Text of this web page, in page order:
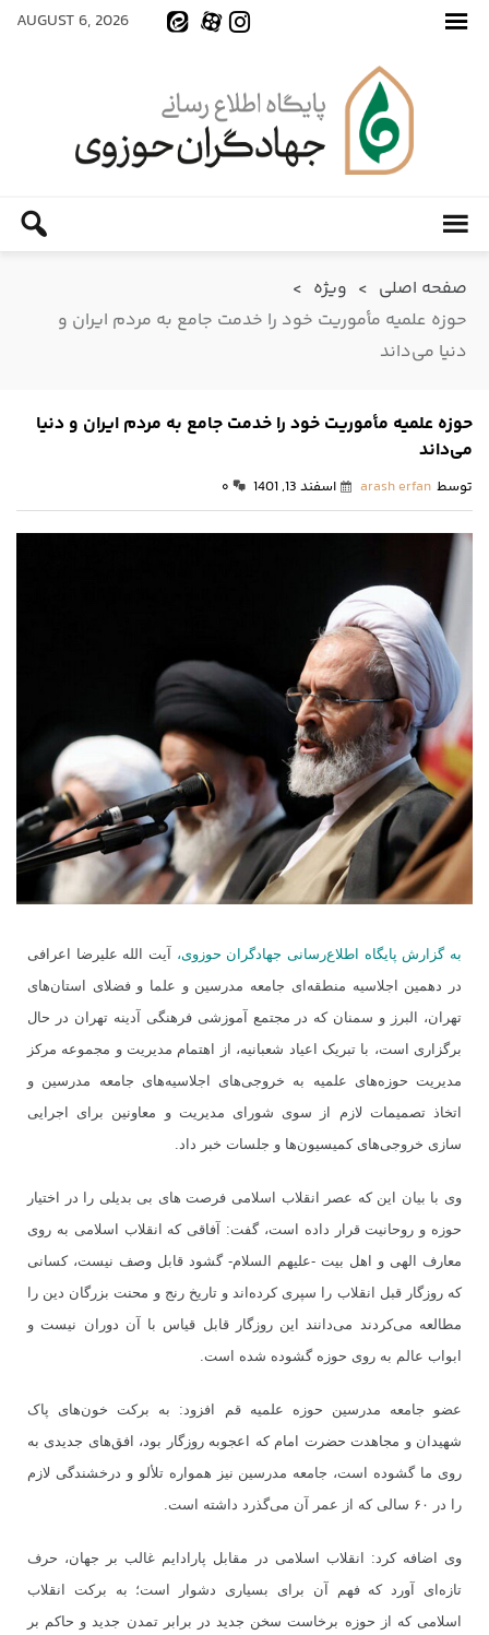
AUGUST 6, 2026
صفحه اصلی > ویژه >
حوزه علمیه مأموریت خود را خدمت جامع به مردم ایران و
دنیا می‌داند
حوزه علمیه مأموریت خود را خدمت جامع به مردم ایران و دنیا
می‌داند
توسط arash erfan اسفند 13, 1401 ۰
به گزارش پایگاه اطلاع‌رسانی جهادگران حوزوی، آیت الله علیرضا اعرافی
در دهمین اجلاسیه منطقه‌ای جامعه مدرسین و علما و فضلای استان‌های
تهران، البرز و سمنان که در مجتمع آموزشی فرهنگی آدینه تهران در حال
برگزاری است، با تبریک اعیاد شعبانیه، از اهتمام مدیریت و مجموعه مرکز
مدیریت حوزه‌های علمیه به خروجی‌های اجلاسیه‌های جامعه مدرسین و
اتخاذ تصمیمات لازم از سوی شورای مدیریت و معاونین برای اجرایی
سازی خروجی‌های کمیسیون‌ها و جلسات خبر داد.
وی با بیان این که عصر انقلاب اسلامی فرصت های بی بدیلی را در اختیار
حوزه و روحانیت قرار داده است، گفت: آفاقی که انقلاب اسلامی به روی
معارف الهی و اهل بیت -علیهم السلام- گشود قابل وصف نیست، کسانی
که روزگار قبل انقلاب را سپری کرده‌اند و تاریخ رنج و محنت بزرگان دین را
مطالعه می‌کردند می‌دانند این روزگار قابل قیاس با آن دوران نیست و
ابواب عالم به روی حوزه گشوده شده است.
عضو جامعه مدرسین حوزه علمیه قم افزود: به برکت خون‌های پاک
شهیدان و مجاهدت حضرت امام که اعجوبه روزگار بود، افق‌های جدیدی به
روی ما گشوده است، جامعه مدرسین نیز همواره تلألو و درخشندگی لازم
را در ۶۰ سالی که از عمر آن می‌گذرد داشته است.
وی اضافه کرد: انقلاب اسلامی در مقابل پارادایم غالب بر جهان، حرف
تازه‌ای آورد که فهم آن برای بسیاری دشوار است؛ به برکت انقلاب
اسلامی که از حوزه برخاست سخن جدید در برابر تمدن جدید و حاکم بر